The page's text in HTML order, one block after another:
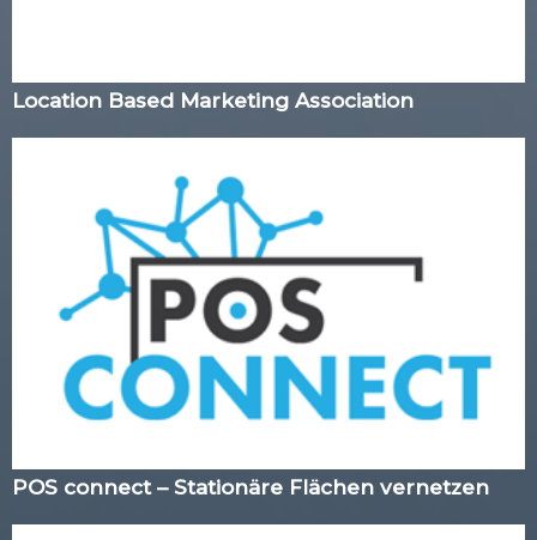
Location Based Marketing Association
POS connect – Stationäre Flächen vernetzen